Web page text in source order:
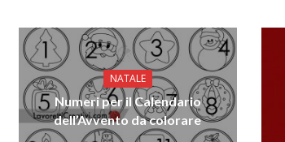
NATALE
Numeri per il Calendario
dell’Avvento da colorare